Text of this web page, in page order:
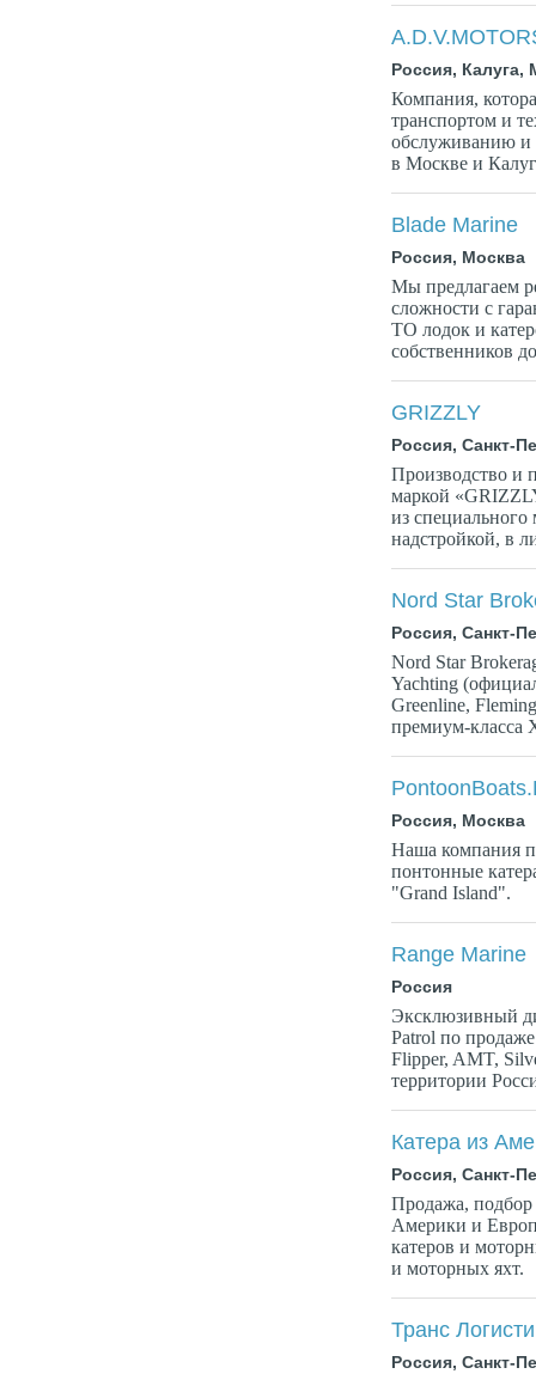
Россия, Калуга,
Компания,
транспортом и
обслуживанию и
в Москве и
Blade Marine
Россия, Москва
Мы предлагаем
сложности с
ТО лодок и
собственников
GRIZZLY
Россия, Санкт-
Производство и
маркой
из
надстройкой, в
Nord Star
Россия, Санкт-
Nord Star
Yachting
Greenline,
премиум-класса
Россия, Москва
Наша компания
понтонные
"Grand Island".
Range Marine
Россия
Эксклюзивный
Patrol по
Flipper, AMT,
территории
Катера из
Россия, Санкт-
Продажа, подбор
Aмерики и
катеров и
и моторных яхт.
Транс
Россия, Санкт-